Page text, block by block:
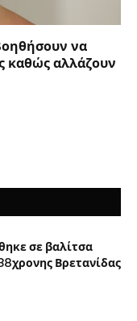
να
καθώς αλλάζουν
σε βαλίτσα
Βρετανίδας